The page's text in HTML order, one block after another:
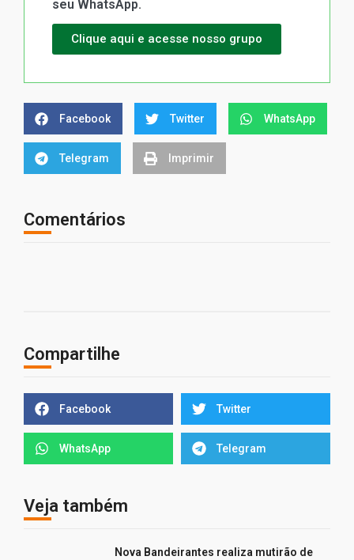
seu WhatsApp.
Clique aqui e acesse nosso grupo
Facebook Twitter WhatsApp
Telegram Imprimir
Comentários
Compartilhe
Facebook Twitter
WhatsApp Telegram
Veja também
Nova Bandeirantes realiza mutirão de